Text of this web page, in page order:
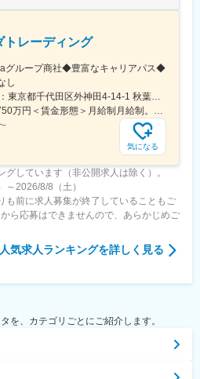
トレーディング
グループ商社◆豊富なキャリアパス◆
し
気になる
しています（非公開求人は除く）。
2026/8/8（土）
も前に求人募集が終了していることもご
ら応募はできませんので、あらかじめご
気求人ランキングを詳しく見る
を、カテゴリごとにご紹介します。